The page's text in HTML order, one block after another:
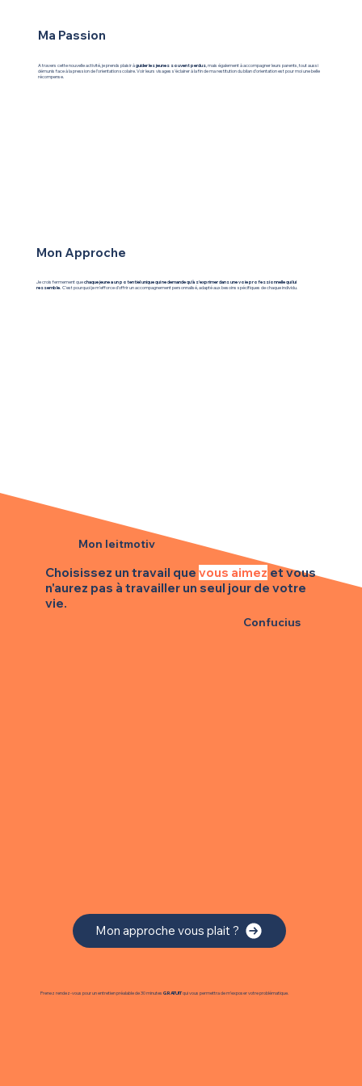
Prenez rendez-vous pour un entretien préalable de 30 minutes GRATUITqui vous permettra de m’exposer votre problématique.
Mon approche vous plait ?
Confucius
Choisissez un travail que vous aimez et vous
n'aurez pas à travailler un seul jour de votre
vie.
Mon leitmotiv
A travers cette nouvelle activité, je prends plaisir àguider les jeunes souvent perdus, mais également à accompagner leurs parents, tout aussi
démunis face à la pression de l’orientation scolaire. Voir leurs visages s’éclairer à la fin de ma restitution du bilan d’orientation est pour moi une belle
récompense.
Ma Passion
Mon Approche
Je crois fermement quechaque jeune a un potentiel unique qui ne demande qu'à s'exprimer dans une voie professionnelle qui lui
ressemble. C'est pourquoi je m'efforce d'offrir un accompagnement personnalisé, adapté aux besoins spécifiques de chaque individu.